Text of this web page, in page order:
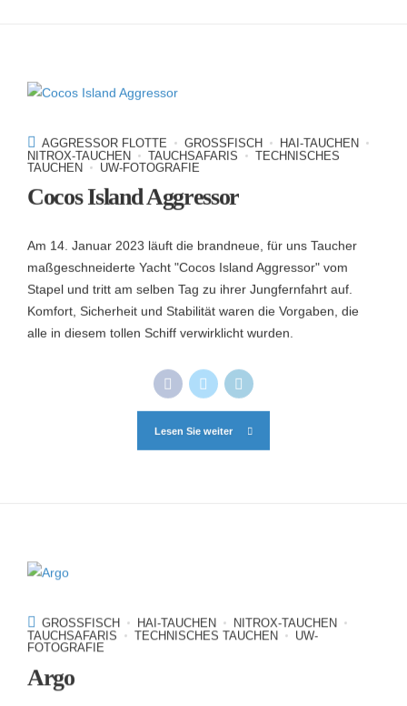
AGGRESSOR FLOTTE GROSSFISCH
HAI-TAUCHEN
NITROX-TAUCHEN
TAUCHSAFARIS
TECHNISCHES
TAUCHEN
UW-FOTOGRAFIE
Cocos Island Aggressor
Am 14. Januar 2023 läuft die brandneue, für uns Taucher
maßgeschneiderte Yacht "Cocos Island Aggressor" vom
Stapel und tritt am selben Tag zu ihrer Jungfernfahrt auf.
Komfort, Sicherheit und Stabilität waren die Vorgaben, die
alle in diesem tollen Schiff verwirklicht wurden.
Lesen Sie weiter
GROSSFISCH HAI-TAUCHEN
NITROX-TAUCHEN
TAUCHSAFARIS
TECHNISCHES TAUCHEN
UW-
FOTOGRAFIE
Argo